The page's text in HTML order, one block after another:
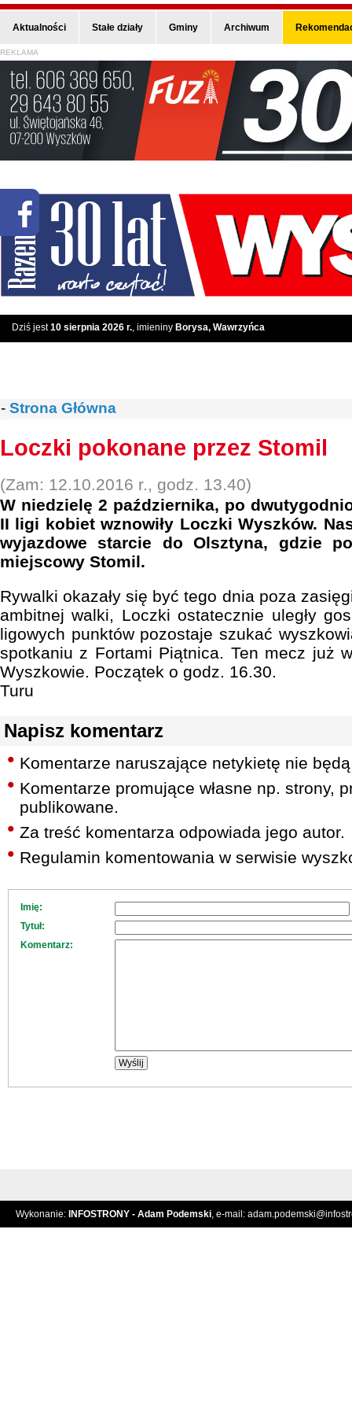
Aktualności Stałe działy Gminy Archiwum
REKLAMA
Dziś jest10 sierpnia 2026 r., imieniny Borysa, Wawrzyńca
- Strona Główna
Loczki pokonane przez Stomil
(Zam: 12.10.2016 r., godz. 13.40)
W niedzielę 2 października, po
II ligi kobiet wznowiły Loczki Wyszków.
wyjazdowe starcie do Olsztyna, gdzie
miejscowy Stomil.
Rywalki okazały się być tego dnia poza
ambitnej walki, Loczki ostatecznie uległy
ligowych punktów pozostaje szukać
spotkaniu z Fortami Piątnica. Ten mecz już
Wyszkowie. Początek o godz. 16.30.
Turu
Napisz komentarz
Komentarze naruszające netykietę nie
Komentarze promujące własne np. strony,
publikowane.
Za treść komentarza odpowiada jego autor.
Regulamin komentowania w serwisie
Imię:
Tytuł:
Komentarz:
Wykonanie: INFOSTRONY - Adam Podemski, e-mail: